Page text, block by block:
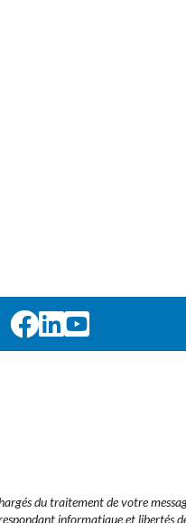
du traitement de votre
informatique et libertés